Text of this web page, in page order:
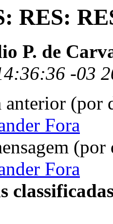
RES:
P. de
-03
anterior (por
Fora
Fora